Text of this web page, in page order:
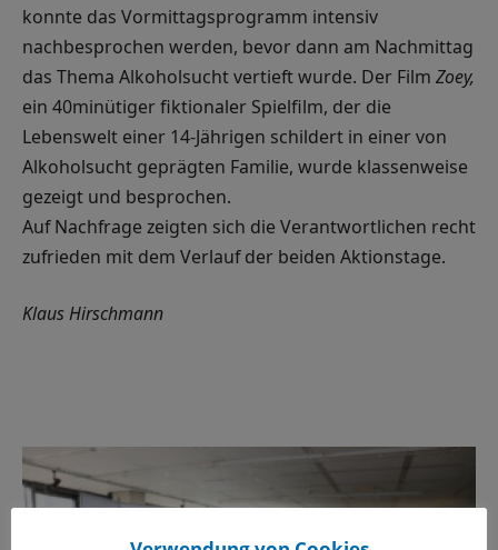
konnte das Vormittagsprogramm intensiv
nachbesprochen werden, bevor dann am Nachmittag
das Thema Alkoholsucht vertieft wurde. Der Film Zoey,
ein 40minütiger fiktionaler Spielfilm, der die
Lebenswelt einer 14-Jährigen schildert in einer von
Alkoholsucht geprägten Familie, wurde klassenweise
gezeigt und besprochen.
Auf Nachfrage zeigten sich die Verantwortlichen recht
zufrieden mit dem Verlauf der beiden Aktionstage.
Klaus Hirschmann